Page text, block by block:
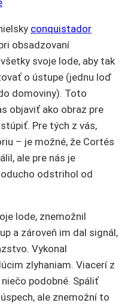
conquistador
obsadzovaní
svoje lode, aby tak
o ústupe (jednu loď
domoviny). Toto
objaviť ako obraz pre
Pre tých z vás,
– je možné, že Cortés
ale pre nás je
odstrihol od
lode, znemožnil
a zároveň im dal signál,
Vykonal
zlyhaniam. Viacerí z
podobné. Spáliť
ale znemožní to